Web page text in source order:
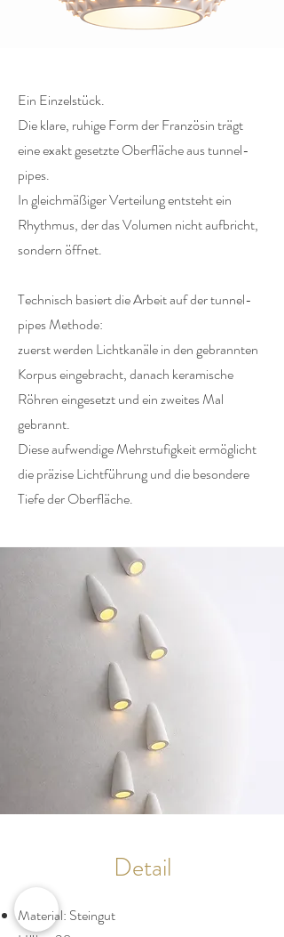
​Ein Einzelstück.
Die klare, ruhige Form der Französin trägt
eine exakt gesetzte Oberfläche aus tunnel-
pipes.
In gleichmäßiger Verteilung entsteht ein
Rhythmus, der das Volumen nicht aufbricht,
sondern öffnet.
Technisch basiert die Arbeit auf der tunnel-
pipes Methode:
zuerst werden Lichtkanäle in den gebrannten
Korpus eingebracht, danach keramische
Röhren eingesetzt und ein zweites Mal
gebrannt.
Diese aufwendige Mehrstufigkeit ermöglicht
die präzise Lichtführung und die besondere
Tiefe der Oberfläche.
Detail
Material: Steingut